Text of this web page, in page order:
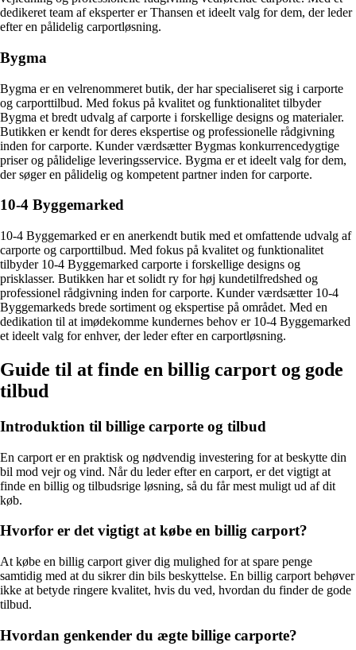
dedikeret team af eksperter er Thansen et ideelt valg for dem, der leder
efter en pålidelig carportløsning.
Bygma
Bygma er en velrenommeret butik, der har specialiseret sig i carporte
og carporttilbud. Med fokus på kvalitet og funktionalitet tilbyder
Bygma et bredt udvalg af carporte i forskellige designs og materialer.
Butikken er kendt for deres ekspertise og professionelle rådgivning
inden for carporte. Kunder værdsætter Bygmas konkurrencedygtige
priser og pålidelige leveringsservice. Bygma er et ideelt valg for dem,
der søger en pålidelig og kompetent partner inden for carporte.
10-4 Byggemarked
10-4 Byggemarked er en anerkendt butik med et omfattende udvalg af
carporte og carporttilbud. Med fokus på kvalitet og funktionalitet
tilbyder 10-4 Byggemarked carporte i forskellige designs og
prisklasser. Butikken har et solidt ry for høj kundetilfredshed og
professionel rådgivning inden for carporte. Kunder værdsætter 10-4
Byggemarkeds brede sortiment og ekspertise på området. Med en
dedikation til at imødekomme kundernes behov er 10-4 Byggemarked
et ideelt valg for enhver, der leder efter en carportløsning.
Guide til at finde en billig carport og gode
tilbud
Introduktion til billige carporte og tilbud
En carport er en praktisk og nødvendig investering for at beskytte din
bil mod vejr og vind. Når du leder efter en carport, er det vigtigt at
finde en billig og tilbudsrige løsning, så du får mest muligt ud af dit
køb.
Hvorfor er det vigtigt at købe en billig carport?
At købe en billig carport giver dig mulighed for at spare penge
samtidig med at du sikrer din bils beskyttelse. En billig carport behøver
ikke at betyde ringere kvalitet, hvis du ved, hvordan du finder de gode
tilbud.
Hvordan genkender du ægte billige carporte?